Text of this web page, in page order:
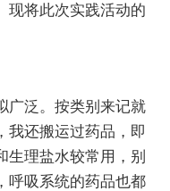
现将此次实践活动的
泛。按类别来记就
我还搬运过药品，即
生理盐水较常用，别
呼吸系统的药品也都